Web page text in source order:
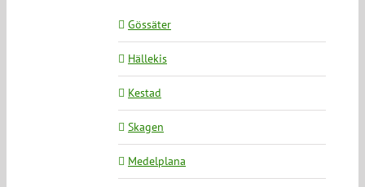
Gössäter
Hällekis
Kestad
Skagen
Medelplana